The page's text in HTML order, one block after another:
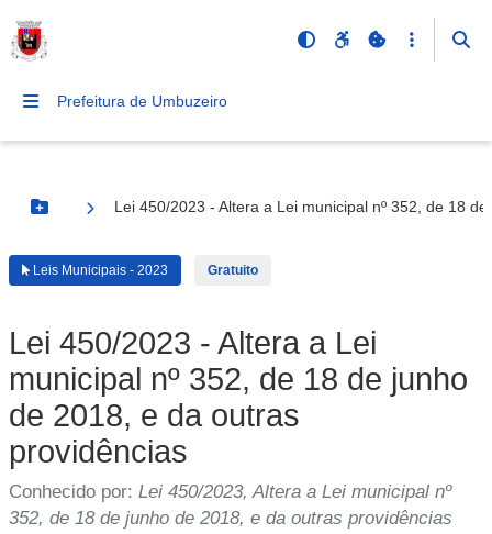
Prefeitura de Umbuzeiro
Botão Menu
Lei 450/2023 - Altera a Lei municipal nº 352, de 18
Leis Municipais - 2023 Gratuito
Lei 450/2023 - Altera a Lei
municipal nº 352, de 18 de junho
de 2018, e da outras
providências
Conhecido por: Lei 450/2023, Altera a Lei municipal nº
352, de 18 de junho de 2018, e da outras providências